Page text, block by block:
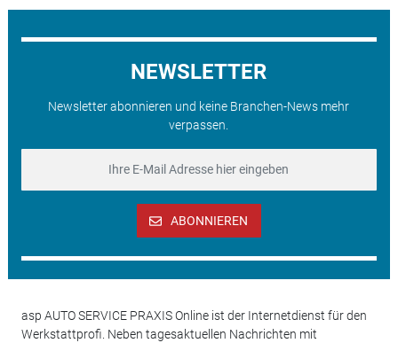
NEWSLETTER
Newsletter abonnieren und keine Branchen-News mehr
verpassen.
ABONNIEREN
asp AUTO SERVICE PRAXIS Online ist der Internetdienst für den
Werkstattprofi. Neben tagesaktuellen Nachrichten mit